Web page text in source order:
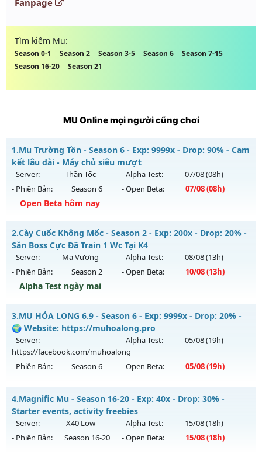
Fanpage
Tìm kiếm Mu:
Season 0-1 Season 2 Season 3-5 Season 6
Season 7-15
Season 16-20
Season 21
MU Online mọi người cũng chơi
1.Mu Trường Tồn - Season 6 - Exp: 9999x - Drop: 90% - Cam
kết lâu dài - Máy chủ siêu mượt
- Server: Thần Tốc - Alpha Test: 07/08(08h)
- Phiên Bản:
Season 6 - Open Beta: 07/08(08h)
Open Beta hôm nay
Mu Trường Tồn - Cam kết lâu dài - Máy chủ siêu mượt
Mu mới ra tháng 08 2026 - Mở máy chủ
ngày 07/08/2626
Exp: 9999x - Drop: 90%
Kiểu reset: Reset In Game
Thể loại: Mu Nguyên bản Webzen
Antihack: ICMPROTECT ✅ 🔴 ✨ ⚡️
2.Cày Cuốc Không Mốc - Season 2 - Exp: 200x - Drop: 20% -
Săn Boss Cực Đã Train 1 Wc Tại K4
- Server: Ma Vương - Alpha Test: 08/08(13h)
- Phiên Bản:
Season 2 - Open Beta: 10/08(13h)
Alpha Test ngày mai
Cày Cuốc Không Mốc - Săn Boss Cực Đã Train 1 Wc Tại K4
Mu mới ra tháng 08 2026 - Mở máy chủ
ngày 10/08/2626
Exp: 200x - Drop: 20%
Antihack: GameGuard
3.MU HỎA LONG 6.9 - Season 6 - Exp: 9999x - Drop: 20% -
🌍 Website: https://muhoalong.pro
- Server:
https://facebook.com/muhoalong
- Alpha Test: 05/08(19h)
- Phiên Bản: Season 6 - Open Beta: 05/08(19h)
MU HỎA LONG 6.9 - 🌍 Website: https://muhoalong.pro
Mu mới ra tháng 08 2026 - Mở máy chủ
https://facebook.com/muhoalongvào 19h ngày
05/08/2626
4.Magnific Mu - Season 16-20 - Exp: 40x - Drop: 30% -
Starter events, activity freebies
- Server: X40 Low - Alpha Test: 15/08(18h)
- Phiên Bản:
Season 16-20 - Open Beta: 15/08(18h)